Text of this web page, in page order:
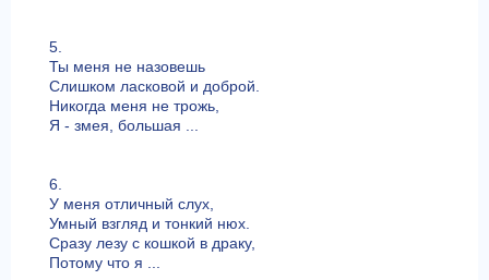
5.
Ты меня не назовешь
Слишком ласковой и доброй.
Никогда меня не трожь,
Я - змея, большая ...
6.
У меня отличный слух,
Умный взгляд и тонкий нюх.
Сразу лезу с кошкой в драку,
Потому что я ...